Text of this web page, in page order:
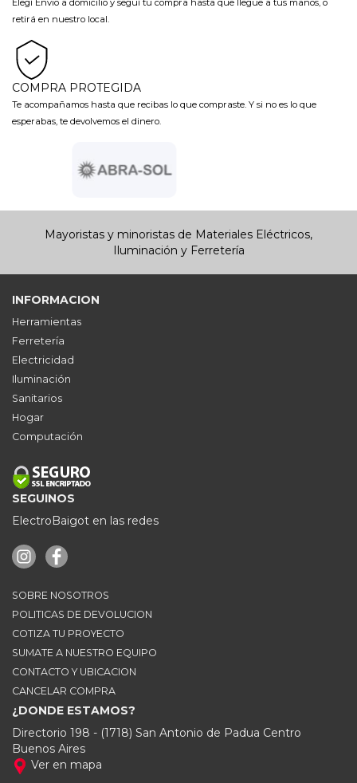
retirá en nuestro local.
COMPRA PROTEGIDA
Te acompañamos hasta que recibas lo que compraste. Y si no es lo que
esperabas, te devolvemos el dinero.
Mayoristas y minoristas de Materiales Eléctricos,
Iluminación y Ferretería
INFORMACION
Herramientas
Ferretería
Electricidad
Iluminación
Sanitarios
Hogar
Computación
SEGUINOS
ElectroBaigot en las redes
SOBRE NOSOTROS
POLITICAS DE DEVOLUCION
COTIZA TU PROYECTO
SUMATE A NUESTRO EQUIPO
CONTACTO Y UBICACION
CANCELAR COMPRA
¿DONDE ESTAMOS?
Directorio 198 - (1718) San Antonio de Padua Centro
Buenos Aires
Ver en mapa